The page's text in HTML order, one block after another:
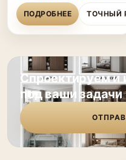
под ваши задачи